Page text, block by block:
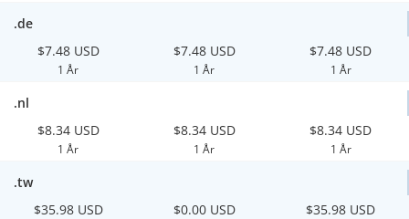
.de
$7.48 USD
1 År
$7.48 USD
1 År
$7.48 USD
1 År
.nl
$8.34 USD
1 År
$8.34 USD
1 År
$8.34 USD
1 År
.tw
$35.98 USD
$0.00 USD $35.98 USD